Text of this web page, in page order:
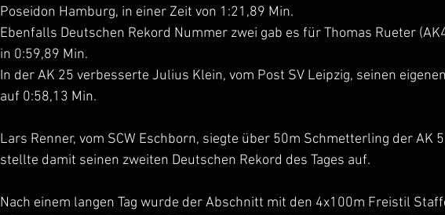
Poseidon Hamburg, in einer Zeit von 1:21,89 Min.
Ebenfalls Deutschen Rekord Nummer zwei gab es für Thomas Rueter
in 0:59,89 Min.
In der AK 25 verbesserte Julius Klein, vom Post SV Leipzig, seinen
auf 0:58,13 Min.
Lars Renner, vom SCW Eschborn, siegte über 50m Schmetterling der AK
stellte damit seinen zweiten Deutschen Rekord des Tages auf.
Nach einem langen Tag wurde der Abschnitt mit den 4x100m Freistil